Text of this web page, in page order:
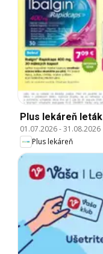
Plus lekáreň leták
01.07.2026-31.08.2026
Plus lekáreň